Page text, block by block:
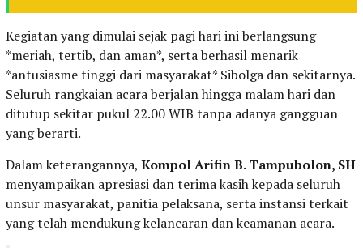
Kegiatan yang dimulai sejak pagi hari ini berlangsung
*meriah, tertib, dan aman*, serta berhasil menarik
*antusiasme tinggi dari masyarakat* Sibolga dan sekitarnya.
Seluruh rangkaian acara berjalan hingga malam hari dan
ditutup sekitar pukul 22.00 WIB tanpa adanya gangguan
yang berarti.
Dalam keterangannya, Kompol Arifin B. Tampubolon, SH
menyampaikan apresiasi dan terima kasih kepada seluruh
unsur masyarakat, panitia pelaksana, serta instansi terkait
yang telah mendukung kelancaran dan keamanan acara.